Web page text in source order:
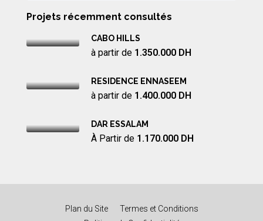
Projets récemment consultés
CABO HILLS
à partir de 1.350.000 DH
RESIDENCE ENNASEEM
à partir de 1.400.000 DH
DAR ESSALAM
À Partir de 1.170.000 DH
Plan du Site
Termes et Conditions